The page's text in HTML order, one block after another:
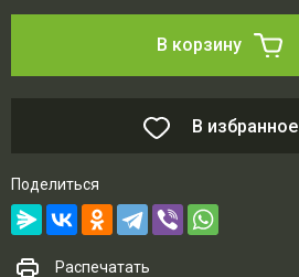
В корзину
В избранное
Поделиться
Распечатать